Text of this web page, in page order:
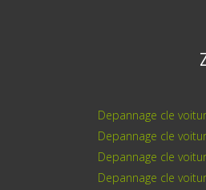
Depannage cle
Depannage cle
Depannage cle
Depannage cle